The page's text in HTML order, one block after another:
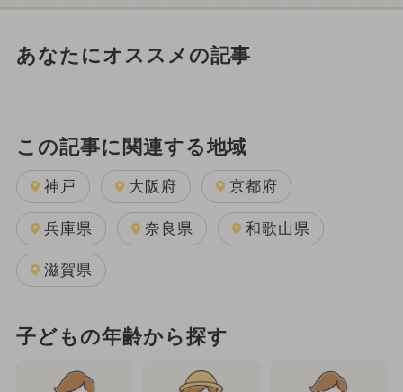
あなたにオススメの記事
この記事に関連する地域
神戸 大阪府 京都府
兵庫県 奈良県 和歌山県
滋賀県
子どもの年齢から探す